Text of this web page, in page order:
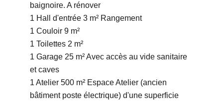
baignoire. A rénover
1 Hall d'entrée 3 m² Rangement
1 Couloir 9 m²
1 Toilettes 2 m²
1 Garage 25 m²Avec accès au vide sanitaire
et caves
1 Atelier 500 m² Espace Atelier (ancien
bâtiment poste électrique) d'une superficie